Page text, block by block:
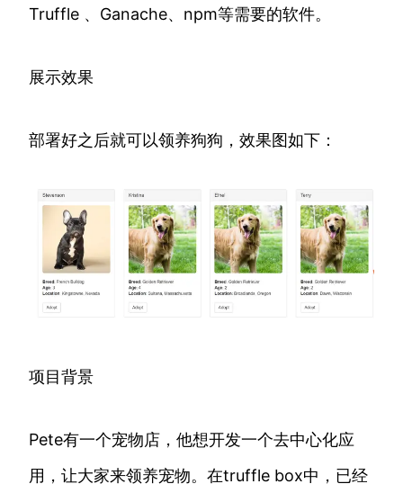
Truffle 、Ganache、npm等需要的软件。
展示效果
部署好之后就可以领养狗狗，效果图如下：
项目背景
Pete有一个宠物店，他想开发一个去中心化应
用，让大家来领养宠物。在truffle box中，已经